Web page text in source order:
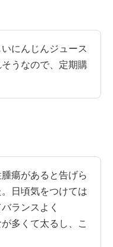
にんじんジュース
うなので、定期購
瘍があると告げら
日頃気をつけては
ランスよく
多くて太るし、こ